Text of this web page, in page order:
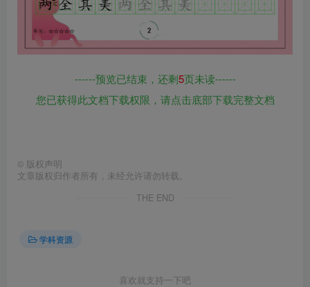
------预览已结束，还剩5页未读------
您已获得此文档下载权限，请点击底部下载完整文档
© 版权声明
文章版权归作者所有，未经允许请勿转载。
THE END
学科资源
喜欢就支持一下吧